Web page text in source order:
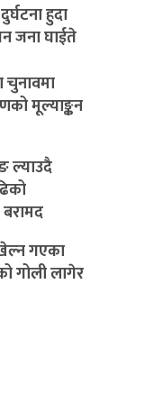
हुदा
जना घाईते
चुनावमा
मूल्याङ्कन
ल्याउदै
गएका
गोली लागेर